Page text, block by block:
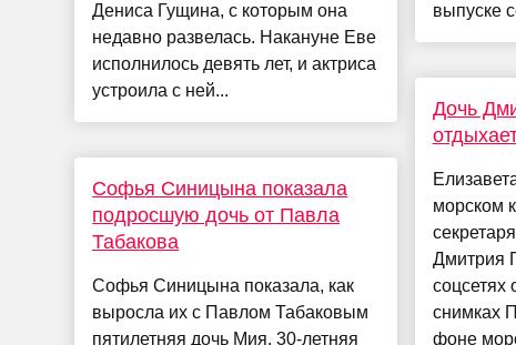
Дениса Гущина, с которым она
недавно развелась. Накануне Еве
исполнилось девять лет, и актриса
устроила с ней...
Софья Синицына показала
подросшую дочь от Павла
Табакова
Софья Синицына показала, как
выросла их с Павлом Табаковым
пятилетняя дочь Мия. 30-летняя
выпуске
Дочь
морском
Дмитрия
соцсетях
снимках
фоне